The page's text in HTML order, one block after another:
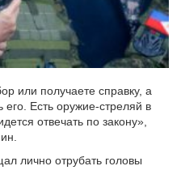
или получаете справку, а
его. Есть оружие-стреляй в
отвечать по закону»,
лично отрубать головы